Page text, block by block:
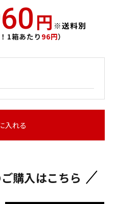
円※送料別
1箱あたり96円）
入れる
購入はこちら